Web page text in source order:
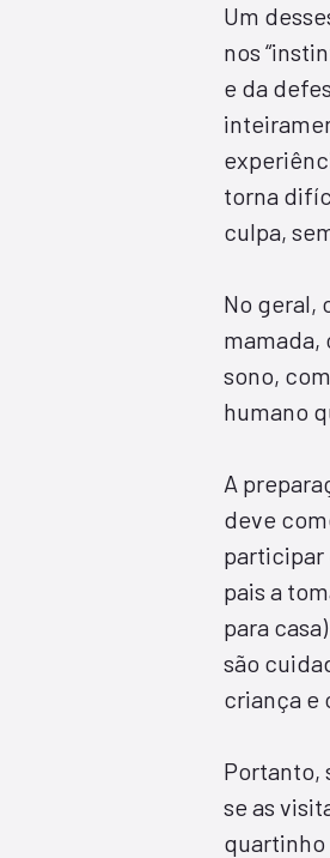
Um
nos
e da
torna
culpa,
No geral,
mamada,
sono,
humano
A
deve
participar
pais a
para
são
criança e
Portanto,
se as
quartinho